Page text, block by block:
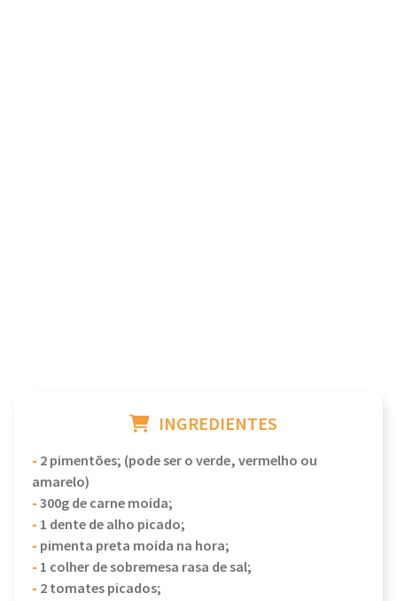
INGREDIENTES
- 2 pimentões; (pode ser o verde, vermelho ou
amarelo)
-300g de carne moída;
- 1 dente de alho picado;
- pimenta preta moída na hora;
- 1 colher de sobremesa rasa de sal;
- 2 tomates picados;